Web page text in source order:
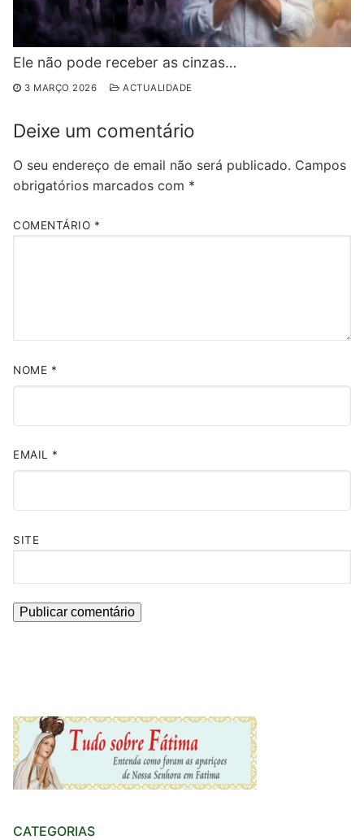
Ele não pode receber as cinzas…
3 MARÇO 2026 ACTUALIDADE
Deixe um comentário
O seu endereço de email não será publicado. Campos
obrigatórios marcados com *
COMENTÁRIO *
NOME *
EMAIL *
SITE
CATEGORIAS